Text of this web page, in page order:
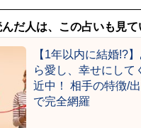
だ人は、この占いも見て
【1年以内に結婚!?
ら愛し、幸せにして
近中！ 相手の特徴/
で完全網羅